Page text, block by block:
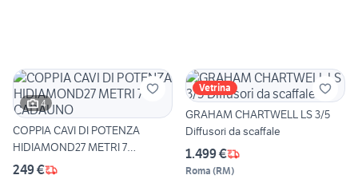
4
COPPIA CAVI DI POTENZA
HIDIAMOND27 METRI 7
CADAUNO
249 €
Vetrina
GRAHAM CHARTWELL LS 3/5
Diffusori da scaffale
1.499 €
Roma (RM)